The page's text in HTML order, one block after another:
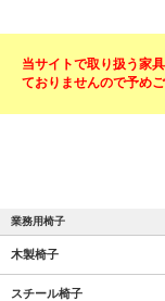
当サイトで取り扱う家
ておりませんので予めご
業務用椅子
木製椅子
スチール椅子